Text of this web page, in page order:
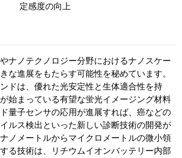
定感度の向上
ナノテクノロジー分野におけるナノスケー
な進展をもたらす可能性を秘めています。
ドは、優れた光安定性と生体適合性を持
始まっている有望な蛍光イメージング材料
量子センサの応用が進展すれば、癌などの
ルス検出といった新しい診断技術の開発が
ノメートルからマイクロメートルの微小領
る技術は、リチウムイオンバッテリー内部